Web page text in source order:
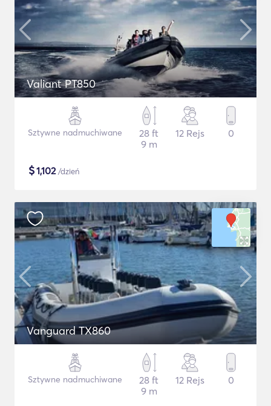
Valiant PT850
Sztywne nadmuchiwane
28 ft
9 m
12 Rejs 0
$1,102/dzień
Vanguard TX860
Sztywne nadmuchiwane
28 ft
9 m
12 Rejs 0